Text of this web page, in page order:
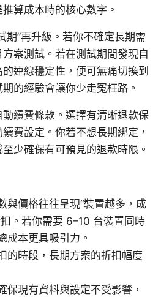
算成本時的核心數字。
期”再升級。若你不確定長期需
案測試。若在測試期間發現自
連線穩定性，便可無痛切換到
的經驗會讓你少走冤枉路。
續費條款。選擇有清晰退款保
費設定。你若不想長期綁定，
少確保有可預見的退款時限。
與價格往往呈現“裝置越多，成
。若你需要 6–10 台裝置同時
成本更具吸引力。
的時段，長期方案的折扣幅度
保現有資料與設定不受影響，